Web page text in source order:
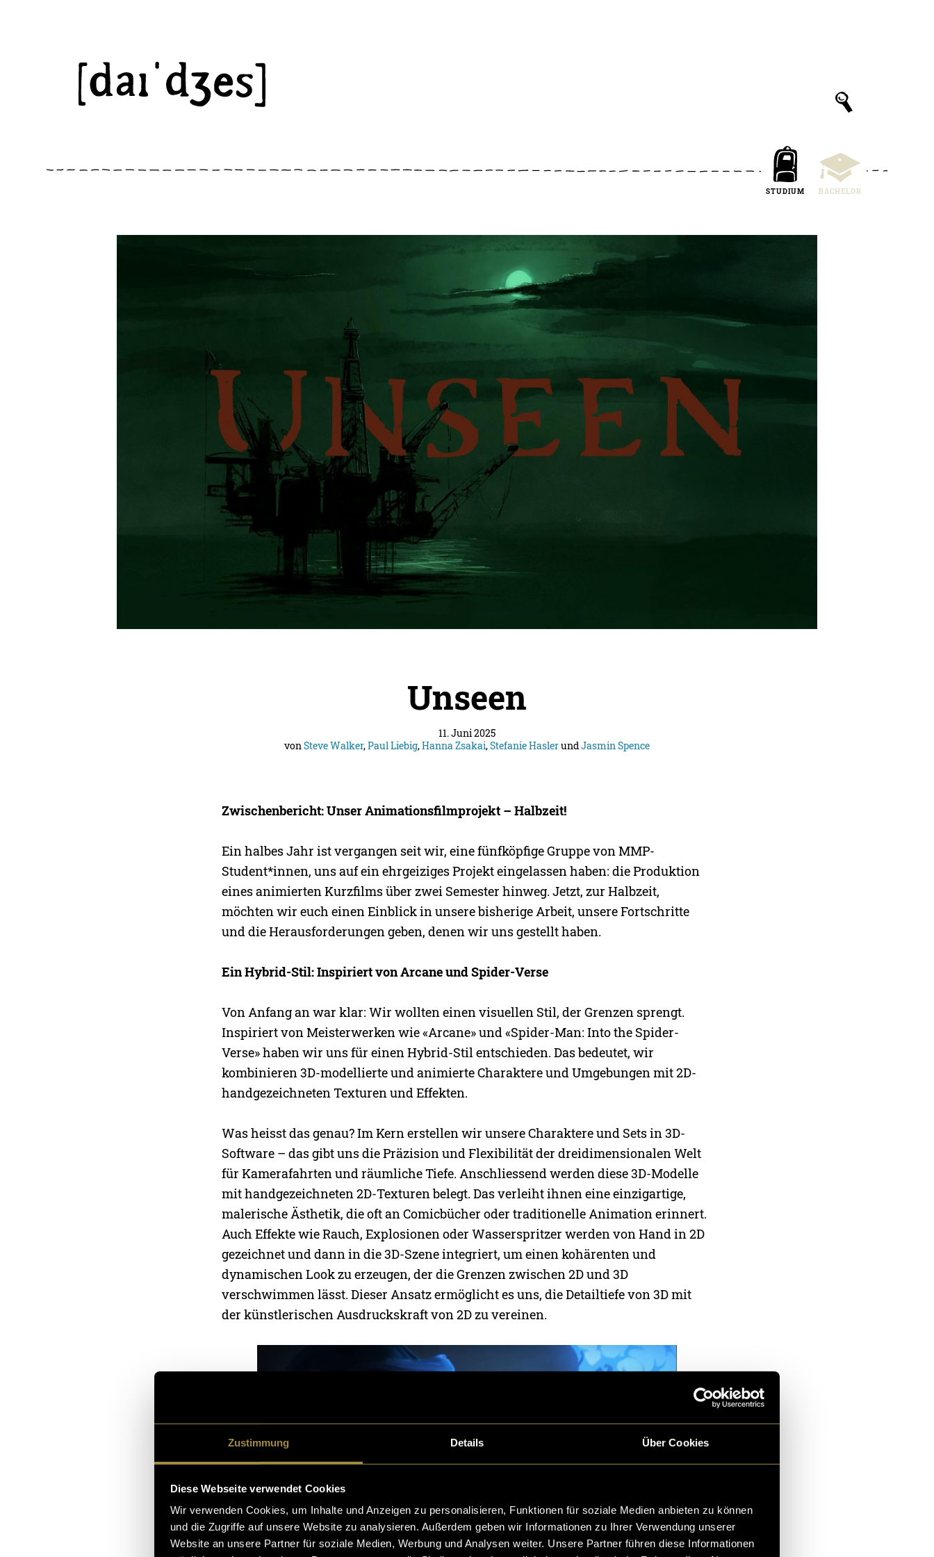
Zustimmung Details Über Cookies
Diese Webseite verwendet Cookies
Wir verwenden Cookies, um Inhalte und Anzeigen zu personalisieren, Funktionen für soziale Medien anbieten zu können
und die Zugriffe auf unsere Website zu analysieren. Außerdem geben wir Informationen zu Ihrer Verwendung unserer
Website an unsere Partner für soziale Medien, Werbung und Analysen weiter. Unsere Partner führen diese Informationen
STUDIUM BACHELOR
Unseen
11. Juni 2025
vonSteve Walker,Paul Liebig,Hanna Zsakai,Stefanie HaslerundJasmin Spence
Zwischenbericht: Unser Animationsfilmprojekt – Halbzeit!
Ein halbes Jahr ist vergangen seit wir, eine fünfköpfige Gruppe von MMP-
Student*innen, uns auf ein ehrgeiziges Projekt eingelassen haben: die Produktion
eines animierten Kurzfilms über zwei Semester hinweg. Jetzt, zur Halbzeit,
möchten wir euch einen Einblick in unsere bisherige Arbeit, unsere Fortschritte
und die Herausforderungen geben, denen wir uns gestellt haben.
Ein Hybrid-Stil: Inspiriert von Arcane und Spider-Verse
Von Anfang an war klar: Wir wollten einen visuellen Stil, der Grenzen sprengt.
Inspiriert von Meisterwerken wie «Arcane» und «Spider-Man: Into the Spider-
Verse» haben wir uns für einen Hybrid-Stil entschieden. Das bedeutet, wir
kombinieren 3D-modellierte und animierte Charaktere und Umgebungen mit 2D-
handgezeichneten Texturen und Effekten.
Was heisst das genau? Im Kern erstellen wir unsere Charaktere und Sets in 3D-
Software – das gibt uns die Präzision und Flexibilität der dreidimensionalen Welt
für Kamerafahrten und räumliche Tiefe. Anschliessend werden diese 3D-Modelle
mit handgezeichneten 2D-Texturen belegt. Das verleiht ihnen eine einzigartige,
malerische Ästhetik, die oft an Comicbücher oder traditionelle Animation erinnert.
Auch Effekte wie Rauch, Explosionen oder Wasserspritzer werden von Hand in 2D
gezeichnet und dann in die 3D-Szene integriert, um einen kohärenten und
dynamischen Look zu erzeugen, der die Grenzen zwischen 2D und 3D
verschwimmen lässt. Dieser Ansatz ermöglicht es uns, die Detailtiefe von 3D mit
der künstlerischen Ausdruckskraft von 2D zu vereinen.